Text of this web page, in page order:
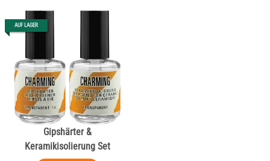
AUF LAGER
Gipshärter &
Keramikisolierung Set